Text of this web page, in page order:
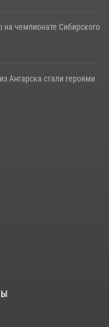
на чемпионате Сибирского
Ангарска стали героями